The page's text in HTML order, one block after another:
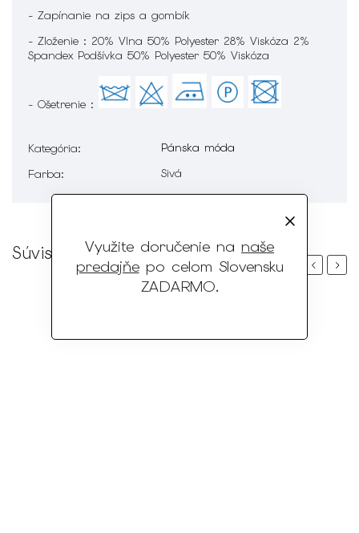
Využite doručenie na naše
predajňepo celom Slovensku
ZADARMO.
- Zapínanie na zips a gombík
- Zloženie : 20% Vlna 50% Polyester 28% Viskóza 2%
Spandex Podšívka 50% Polyester 50% Viskóza
- Ošetrenie :
Kategória:
Pánska móda
Farba: Sivá
Súvisiaci tovar
PreviousNext